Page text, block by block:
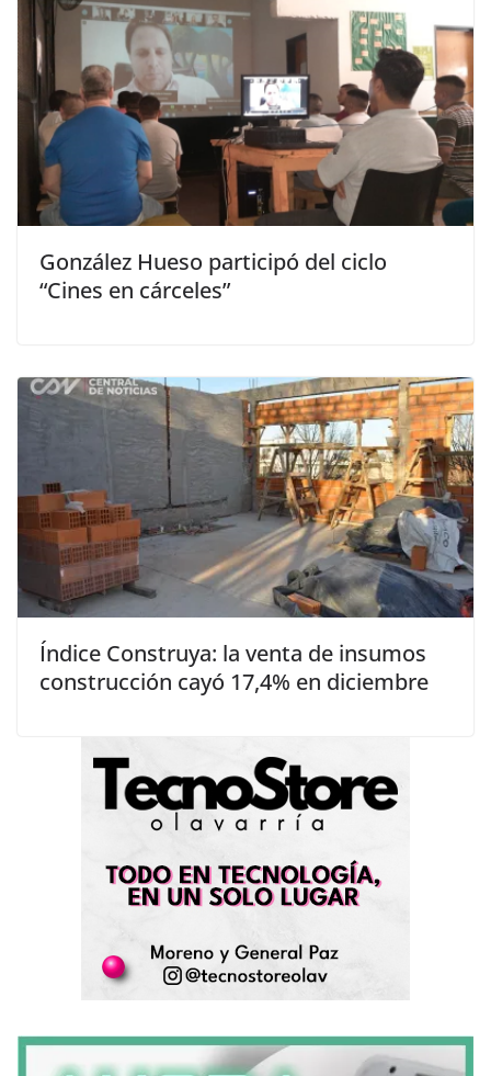
González Hueso participó del ciclo
“Cines en cárceles”
Índice Construya: la venta de insumos
construcción cayó 17,4% en diciembre